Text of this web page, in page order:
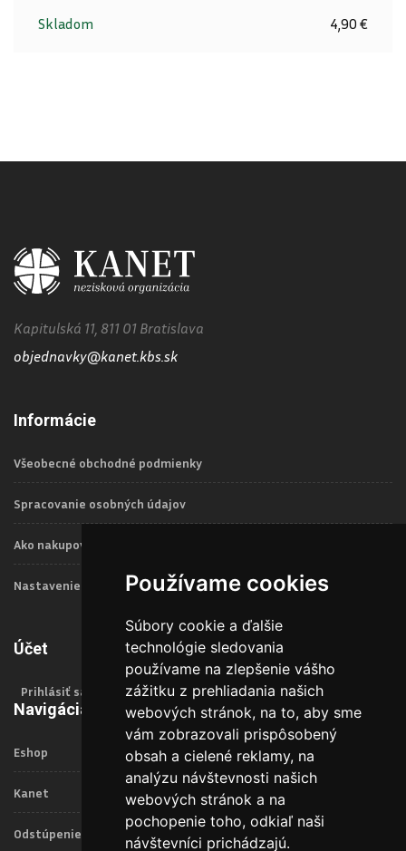
Používame cookies
Súbory cookie a ďalšie
technológie sledovania
používame na zlepšenie vášho
zážitku z prehliadania našich
webových stránok, na to, aby sme
vám zobrazovali prispôsobený
obsah a cielené reklamy, na
analýzu návštevnosti našich
webových stránok a na
pochopenie toho, odkiaľ naši
návštevníci prichádzajú.
Skladom 4,90 €
Kapitulská 11, 811 01 Bratislava
objednavky@kanet.kbs.sk
Informácie
Všeobecné obchodné podmienky
Spracovanie osobných údajov
Ako nakupovať
Nastavenie Cookies
Účet
Prihlásiť sa
Navigácia
Eshop
Kanet
Odstúpenie od zmluvy